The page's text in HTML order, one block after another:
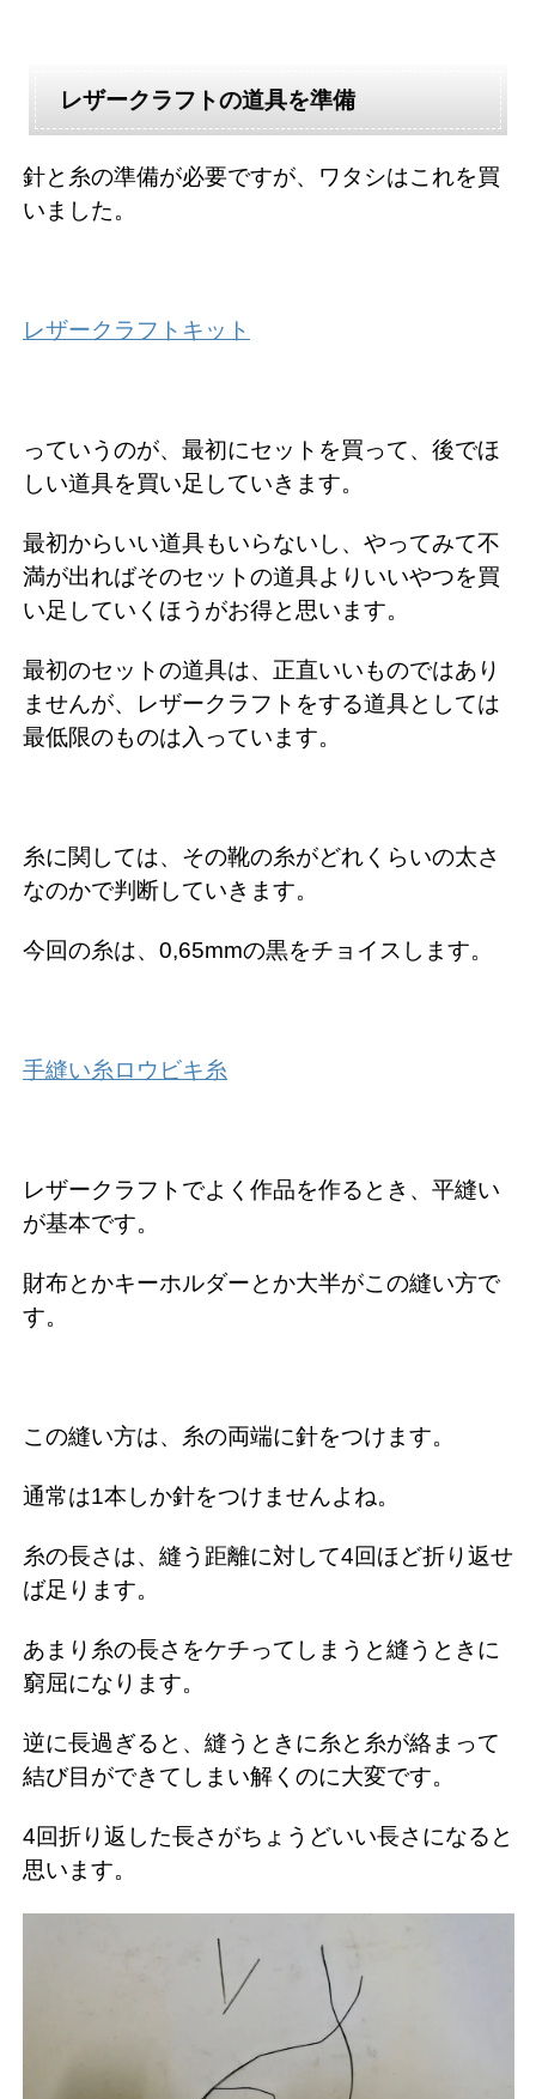
レザークラフトの道具を準備
針と糸の準備が必要ですが、ワタシはこれを買
いました。
レザークラフトキット
っていうのが、最初にセットを買って、後でほ
しい道具を買い足していきます。
最初からいい道具もいらないし、やってみて不
満が出ればそのセットの道具よりいいやつを買
い足していくほうがお得と思います。
最初のセットの道具は、正直いいものではあり
ませんが、レザークラフトをする道具としては
最低限のものは入っています。
糸に関しては、その靴の糸がどれくらいの太さ
なのかで判断していきます。
今回の糸は、0,65mmの黒をチョイスします。
手縫い糸ロウビキ糸
レザークラフトでよく作品を作るとき、平縫い
が基本です。
財布とかキーホルダーとか大半がこの縫い方で
す。
この縫い方は、糸の両端に針をつけます。
通常は1本しか針をつけませんよね。
糸の長さは、縫う距離に対して4回ほど折り返せ
ば足ります。
あまり糸の長さをケチってしまうと縫うときに
窮屈になります。
逆に長過ぎると、縫うときに糸と糸が絡まって
結び目ができてしまい解くのに大変です。
4回折り返した長さがちょうどいい長さになると
思います。